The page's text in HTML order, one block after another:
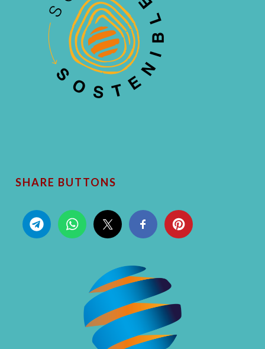
SHARE BUTTONS